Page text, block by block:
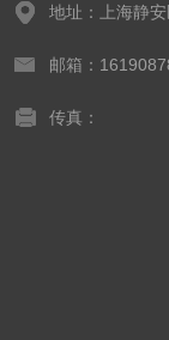
地址：上海静
邮箱：
传真：